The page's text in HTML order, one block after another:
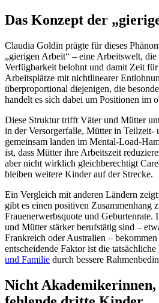
Das Konzept der
Claudia Goldin prägte für dieses
„gierigen Arbeit“ – eine Arbeitswelt,
Verfügbarkeit belohnt und damit Zeit
Arbeitsplätze mit nichtlinearer
überproportional diejenigen, die
handelt es sich dabei um Positionen im
Diese Struktur trifft Väter und Mütter
in der Versorgerfalle, Mütter in Teilzeit-
gemeinsam landen im Mental-Load-
ist, dass Mütter ihre Arbeitszeit
aber nicht wirklich gleichberechtigt
bleiben weitere Kinder auf der Strecke.
Ein Vergleich mit anderen Ländern
gibt es einen positiven Zusammenhang
Frauenerwerbsquote und Geburtenrate.
und Mütter stärker berufstätig sind –
Frankreich oder Australien –
entscheidende Faktor ist die tatsächliche
und Familie durch bessere
Nicht Akademikerinnen,